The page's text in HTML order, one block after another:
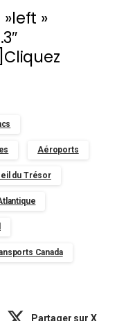
»
Aéroports
du Trésor
Canada
Partager sur X